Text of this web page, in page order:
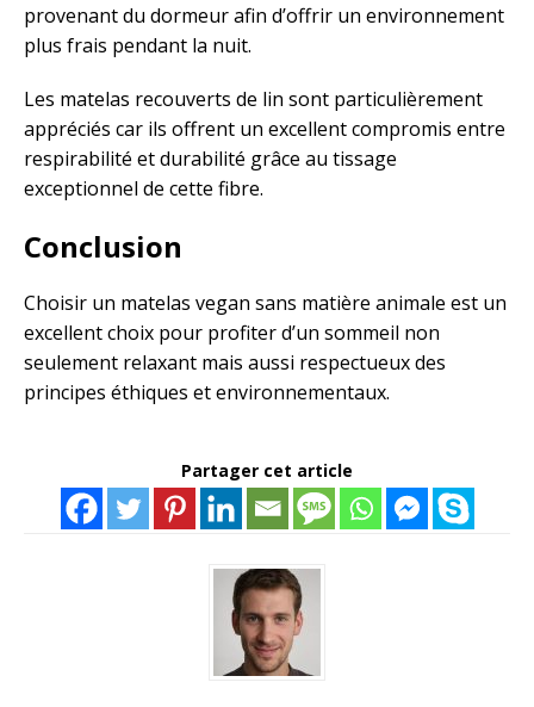
provenant du dormeur afin d’offrir un environnement
plus frais pendant la nuit.
Les matelas recouverts de lin sont particulièrement
appréciés car ils offrent un excellent compromis entre
respirabilité et durabilité grâce au tissage
exceptionnel de cette fibre.
Conclusion
Choisir un matelas vegan sans matière animale est un
excellent choix pour profiter d’un sommeil non
seulement relaxant mais aussi respectueux des
principes éthiques et environnementaux.
Partager cet article